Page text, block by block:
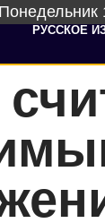
Понедельник
РУССКОЕ